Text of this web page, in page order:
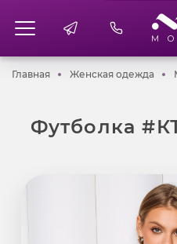
ГлавнаяГлавнаяЖенская одежда
Футболка